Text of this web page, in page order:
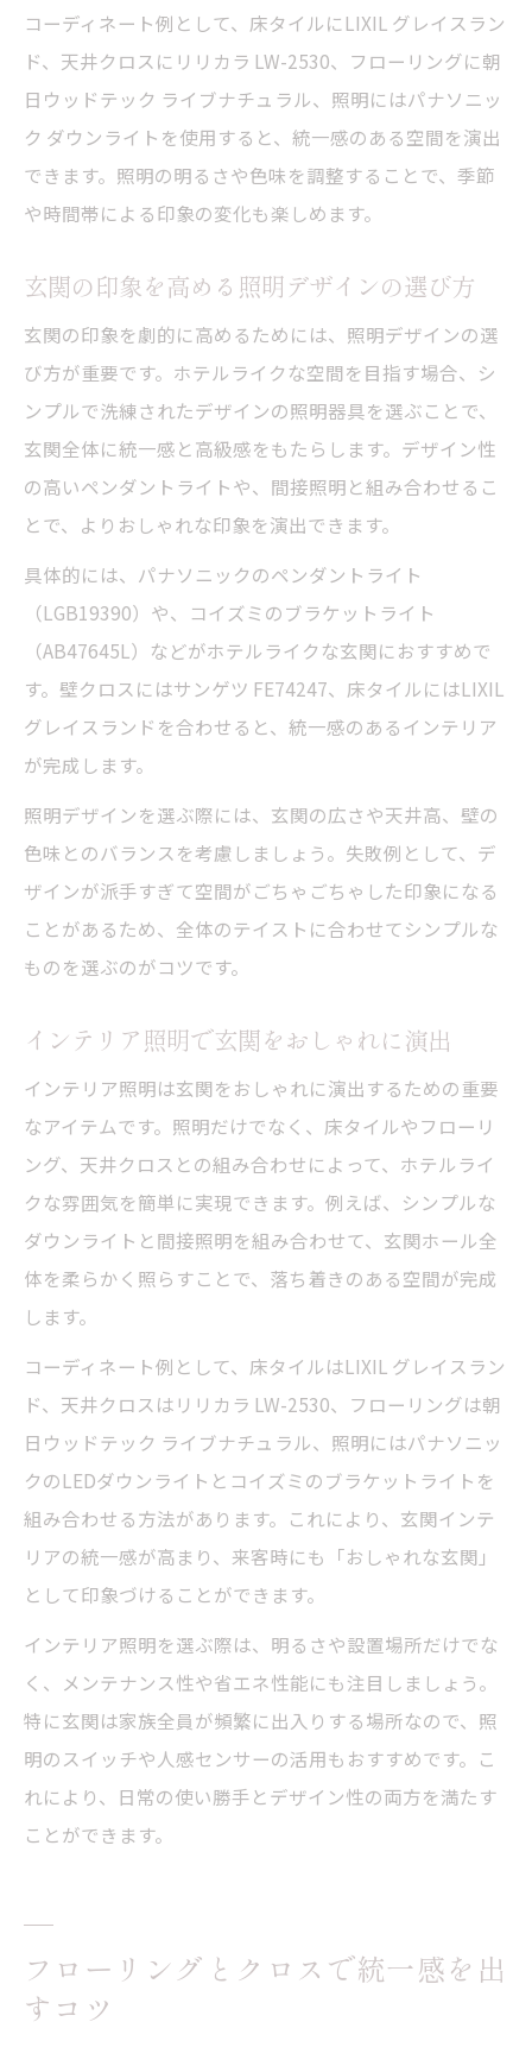
コーディネート例として、床タイルにLIXIL グレイスラン
ド、天井クロスにリリカラ LW-2530、フローリングに朝
日ウッドテック ライブナチュラル、照明にはパナソニッ
ク ダウンライトを使用すると、統一感のある空間を演出
できます。照明の明るさや色味を調整することで、季節
や時間帯による印象の変化も楽しめます。
玄関の印象を高める照明デザインの選び方
玄関の印象を劇的に高めるためには、照明デザインの選
び方が重要です。ホテルライクな空間を目指す場合、シ
ンプルで洗練されたデザインの照明器具を選ぶことで、
玄関全体に統一感と高級感をもたらします。デザイン性
の高いペンダントライトや、間接照明と組み合わせるこ
とで、よりおしゃれな印象を演出できます。
具体的には、パナソニックのペンダントライト
（LGB19390）や、コイズミのブラケットライト
（AB47645L）などがホテルライクな玄関におすすめで
す。壁クロスにはサンゲツ FE74247、床タイルにはLIXIL
グレイスランドを合わせると、統一感のあるインテリア
が完成します。
照明デザインを選ぶ際には、玄関の広さや天井高、壁の
色味とのバランスを考慮しましょう。失敗例として、デ
ザインが派手すぎて空間がごちゃごちゃした印象になる
ことがあるため、全体のテイストに合わせてシンプルな
ものを選ぶのがコツです。
インテリア照明で玄関をおしゃれに演出
インテリア照明は玄関をおしゃれに演出するための重要
なアイテムです。照明だけでなく、床タイルやフローリ
ング、天井クロスとの組み合わせによって、ホテルライ
クな雰囲気を簡単に実現できます。例えば、シンプルな
ダウンライトと間接照明を組み合わせて、玄関ホール全
体を柔らかく照らすことで、落ち着きのある空間が完成
します。
コーディネート例として、床タイルはLIXIL グレイスラン
ド、天井クロスはリリカラ LW-2530、フローリングは朝
日ウッドテック ライブナチュラル、照明にはパナソニッ
クのLEDダウンライトとコイズミのブラケットライトを
組み合わせる方法があります。これにより、玄関インテ
リアの統一感が高まり、来客時にも「おしゃれな玄関」
として印象づけることができます。
インテリア照明を選ぶ際は、明るさや設置場所だけでな
く、メンテナンス性や省エネ性能にも注目しましょう。
特に玄関は家族全員が頻繁に出入りする場所なので、照
明のスイッチや人感センサーの活用もおすすめです。こ
れにより、日常の使い勝手とデザイン性の両方を満たす
ことができます。
フローリングとクロスで統一感を出
すコツ